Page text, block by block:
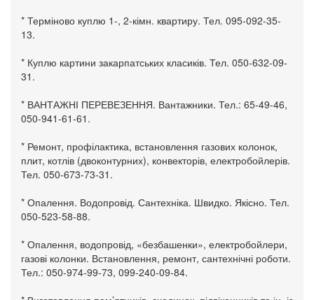
* Терміново куплю 1-, 2-кімн. квартиру. Тел. 095-092-35-
13.
* Куплю картини закарпатських класиків. Тел. 050-632-09-
31.
* ВАНТАЖНІ ПЕРЕВЕЗЕННЯ. Вантажники. Тел.: 65-49-46,
050-941-61-61.
* Ремонт, профілактика, встановлення газових колонок,
плит, котлів (двоконтурних), конвекторів, електробойлерів.
Тел. 050-673-73-31.
* Опалення. Водопровід. Сантехніка. Швидко. Якісно. Тел.
050-523-58-88.
* Опалення, водопровід, «безбашенки», електробойлери,
газові колонки. Встановлення, ремонт, сантехнічні роботи.
Тел.: 050-974-99-73, 099-240-09-84.